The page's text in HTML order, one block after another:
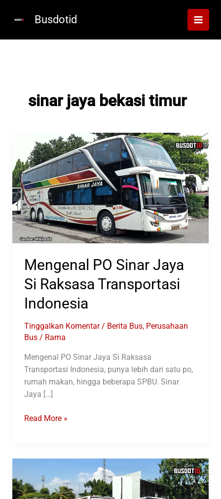
Busdotid
sinar jaya bekasi timur
Mengenal PO Sinar Jaya
Si Raksasa Transportasi
Indonesia
Tinggalkan Komentar / Berita Bus, Perusahaan
Bus/ Rama
Mengenal PO Sinar Jaya Si Raksasa
Transportasi Indonesia, punya lebih dari satu po,
rumah makan, hingga beberapa SPBU. Sinar
Jaya […]
Mengenal
Raksasa
Transportasi
Read More »